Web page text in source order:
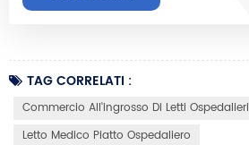
TAG CORRELATI :
Commercio All'ingrosso Di Letti Ospedalieri
Letto Medico Piatto Ospedaliero